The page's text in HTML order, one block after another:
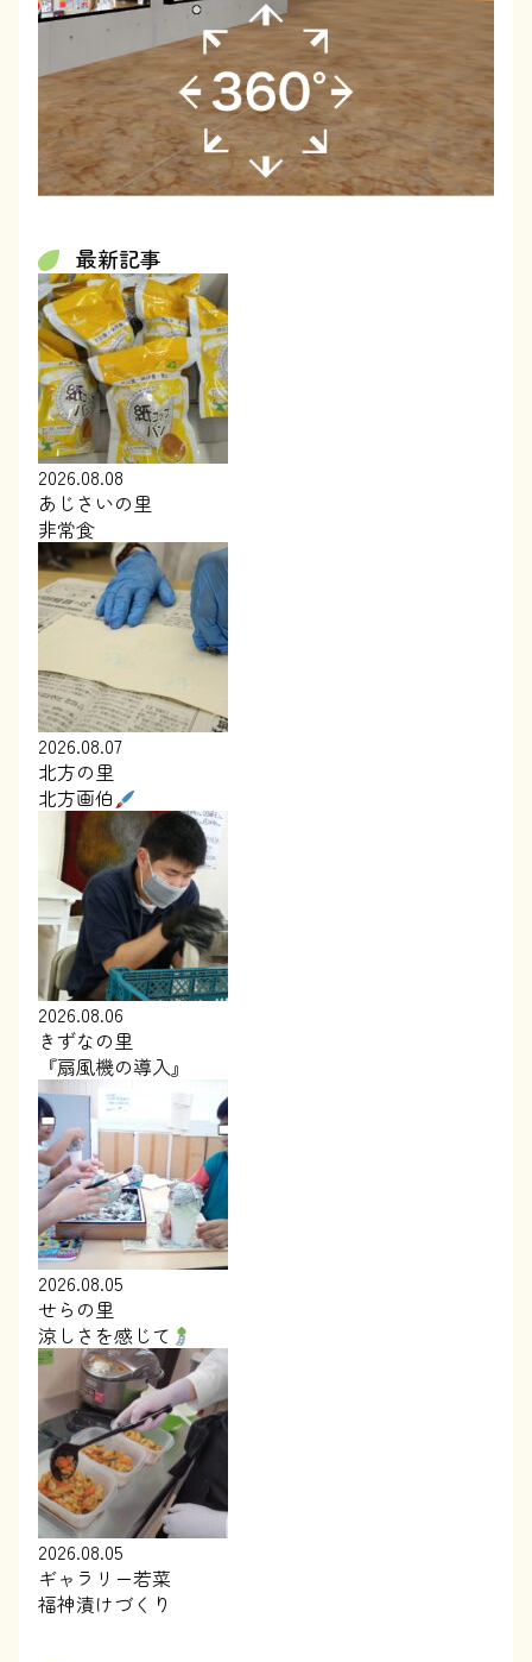
最新記事
2026.08.08
あじさいの里
非常食
2026.08.07
北方の里
北方画伯
2026.08.06
きずなの里
『扇風機の導入』
2026.08.05
せらの里
涼しさを感じて
2026.08.05
ギャラリー若菜
福神漬けづくり